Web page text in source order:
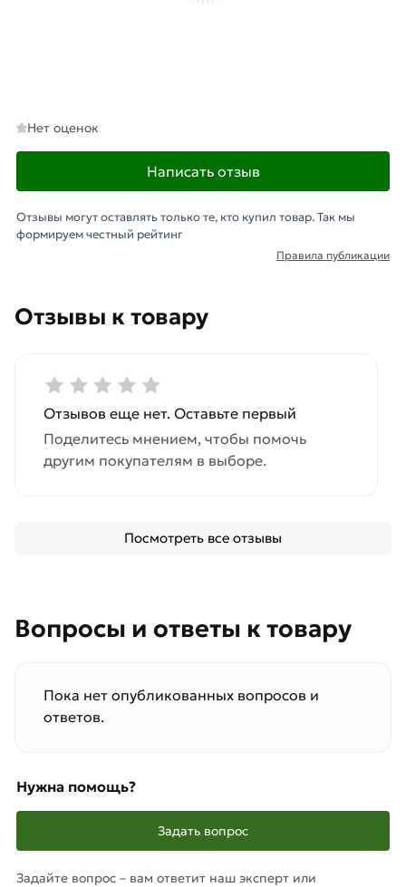
Отзывы к товару
Отзывов еще нет. Оставьте первый
Поделитесь мнением, чтобы помочь
другим покупателям в выборе.
Посмотреть все отзывы
Нет оценок
Написать отзыв
Отзывы могут оставлять только те, кто купил товар. Так мы
формируем честный рейтинг
Правила публикации
Вопросы и ответы к товару
Пока нет опубликованных вопросов и
ответов.
Нужна помощь?
Задать вопрос
Задайте вопрос – вам ответит наш эксперт или